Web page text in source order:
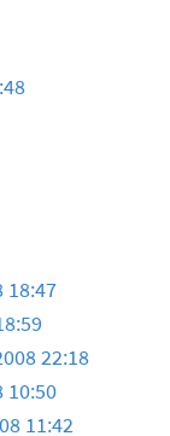
18:47
22:18
10:50
11:42